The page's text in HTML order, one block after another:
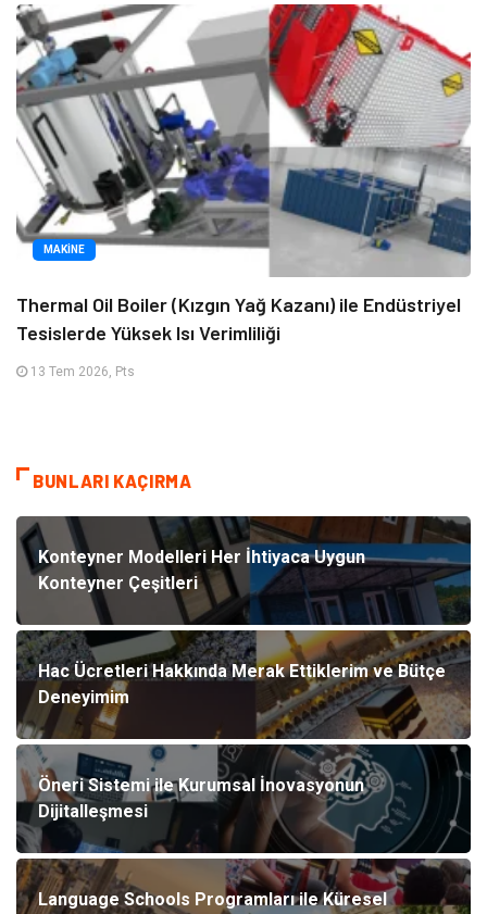
MAKINE
Thermal Oil Boiler (Kızgın Yağ Kazanı) ile Endüstriyel
Tesislerde Yüksek Isı Verimliliği
13 Tem 2026, Pts
BUNLARI KAÇIRMA
Konteyner Modelleri Her İhtiyaca Uygun
Konteyner Çeşitleri
Hac Ücretleri Hakkında Merak Ettiklerim ve Bütçe
Deneyimim
Öneri Sistemi ile Kurumsal İnovasyonun
Dijitalleşmesi
Language Schools Programları ile Küresel